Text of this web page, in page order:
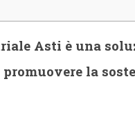
Asti è una
la